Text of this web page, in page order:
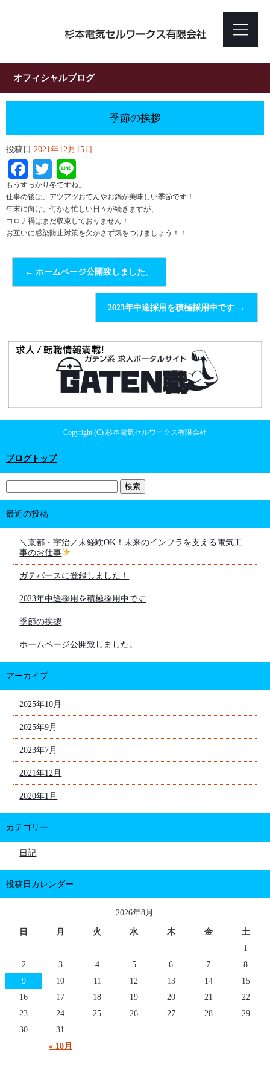
オフィシャルブログ
季節の挨拶
投稿日 2021年12月15日
Facebook
Twitter
もうすっかり冬ですね。
仕事の後は、アツアツおでんやお鍋が美味しい季節です！
年末に向け、何かと忙しい日々が続きますが、
コロナ禍はまだ収束しておりません！
お互いに感染防止対策を欠かさず気をつけましょう！！
← ホームページ公開致しました。
2023年中途採用を積極採用中です →
Copyright (C) 杉本電気セルワークス有限会社
ブログトップ
最近の投稿
＼京都・宇治／未経験OK！未来のインフラを支える電気工
事のお仕事
ガテバースに登録しました！
2023年中途採用を積極採用中です
季節の挨拶
ホームページ公開致しました。
アーカイブ
2025年10月
2025年9月
2023年7月
2021年12月
2020年1月
カテゴリー
日記
投稿日カレンダー
2026年8月
日 月 火 水 木 金 土
« 10月
1
2
3 4 5 6 7
8
9
10 11 12 13 14
15
16
17 18 19 20 21
22
23
24 25 26 27 28
29
30
31